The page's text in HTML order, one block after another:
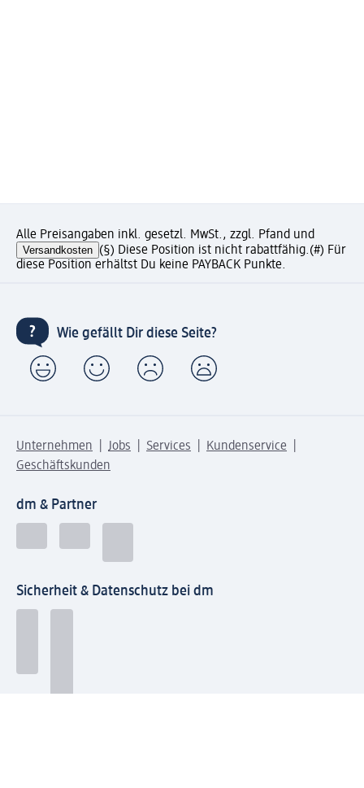
Alle Preisangaben inkl. gesetzl. MwSt., zzgl. Pfand und
Versandkosten (§) Diese Position ist nicht rabattfähig.(#) Für
diese Position erhältst Du keine PAYBACK Punkte.
Wie gefällt Dir diese Seite?
Unternehmen Jobs Services
Kundenservice
Geschäftskunden
dm & Partner
Sicherheit & Datenschutz bei dm